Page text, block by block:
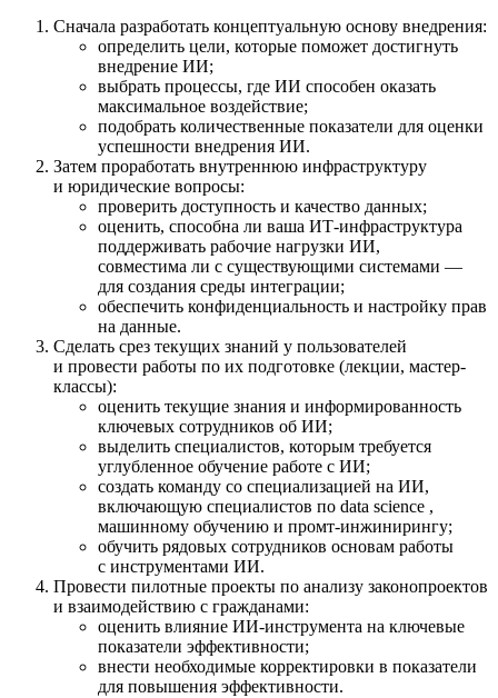
Сначала разработать концептуальную основу внедрения:
определить цели, которые поможет достигнуть
внедрение ИИ;
выбрать процессы, где ИИ способен оказать
максимальное воздействие;
подобрать количественные показатели для оценки
успешности внедрения ИИ.
Затем проработать внутреннюю инфраструктуру
и юридические вопросы:
проверить доступность и качество данных;
оценить, способна ли ваша ИТ-инфраструктура
поддерживать рабочие нагрузки ИИ,
совместима ли с существующими системами —
для создания среды интеграции;
обеспечить конфиденциальность и настройку прав
на данные.
Сделать срез текущих знаний у пользователей
и провести работы по их подготовке (лекции, мастер-
классы):
оценить текущие знания и информированность
ключевых сотрудников об ИИ;
выделить специалистов, которым требуется
углубленное обучение работе с ИИ;
создать команду со специализацией на ИИ,
включающую специалистов по data science ,
машинному обучению и промт-инжинирингу;
обучить рядовых сотрудников основам работы
с инструментами ИИ.
Провести пилотные проекты по анализу законопроектов
и взаимодействию с гражданами:
оценить влияние ИИ-инструмента на ключевые
показатели эффективности;
внести необходимые корректировки в показатели
для повышения эффективности.